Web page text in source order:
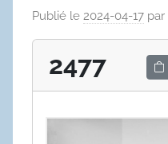
Publié le 2024-04-17 par
2477